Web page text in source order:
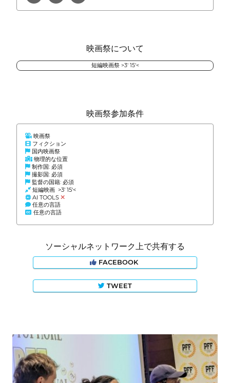
映画祭について
短編映画祭 >3' 15'<
映画祭参加条件
映画祭
フィクション
国内映画祭
物理的な位置
制作国: 必須
撮影国: 必須
監督の国籍: 必須
短編映画 >3' 15'<
AI TOOLS
任意の言語
任意の言語
ソーシャルネットワーク上で共有する
FACEBOOK
TWEET